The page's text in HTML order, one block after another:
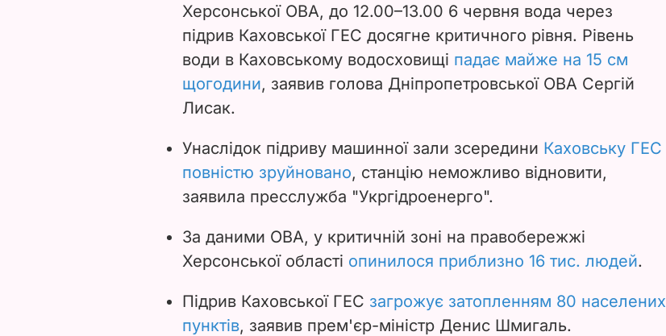
Херсонської ОВА, до 12.00–13.00 6 червня вода через
підрив Каховської ГЕС досягне критичного рівня. Рівень
води в Каховському водосховищі падає майже на 15 см
щогодини, заявив голова Дніпропетровської ОВА Сергій
Лисак.
Унаслідок підриву машинної зали зсередини Каховську ГЕС
повністю зруйновано, станцію неможливо відновити,
заявила пресслужба "Укргідроенерго".
За даними ОВА, у критичній зоні на правобережжі
Херсонської області опинилося приблизно 16 тис. людей.
Підрив Каховської ГЕС загрожує затопленням 80 населених
пунктів, заявив прем'єр-міністр Денис Шмигаль.